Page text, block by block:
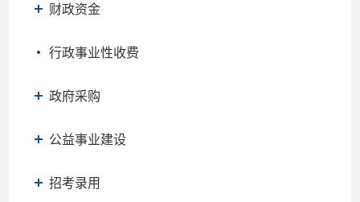
财政资金
行政事业性收费
政府采购
公益事业建设
招考录用